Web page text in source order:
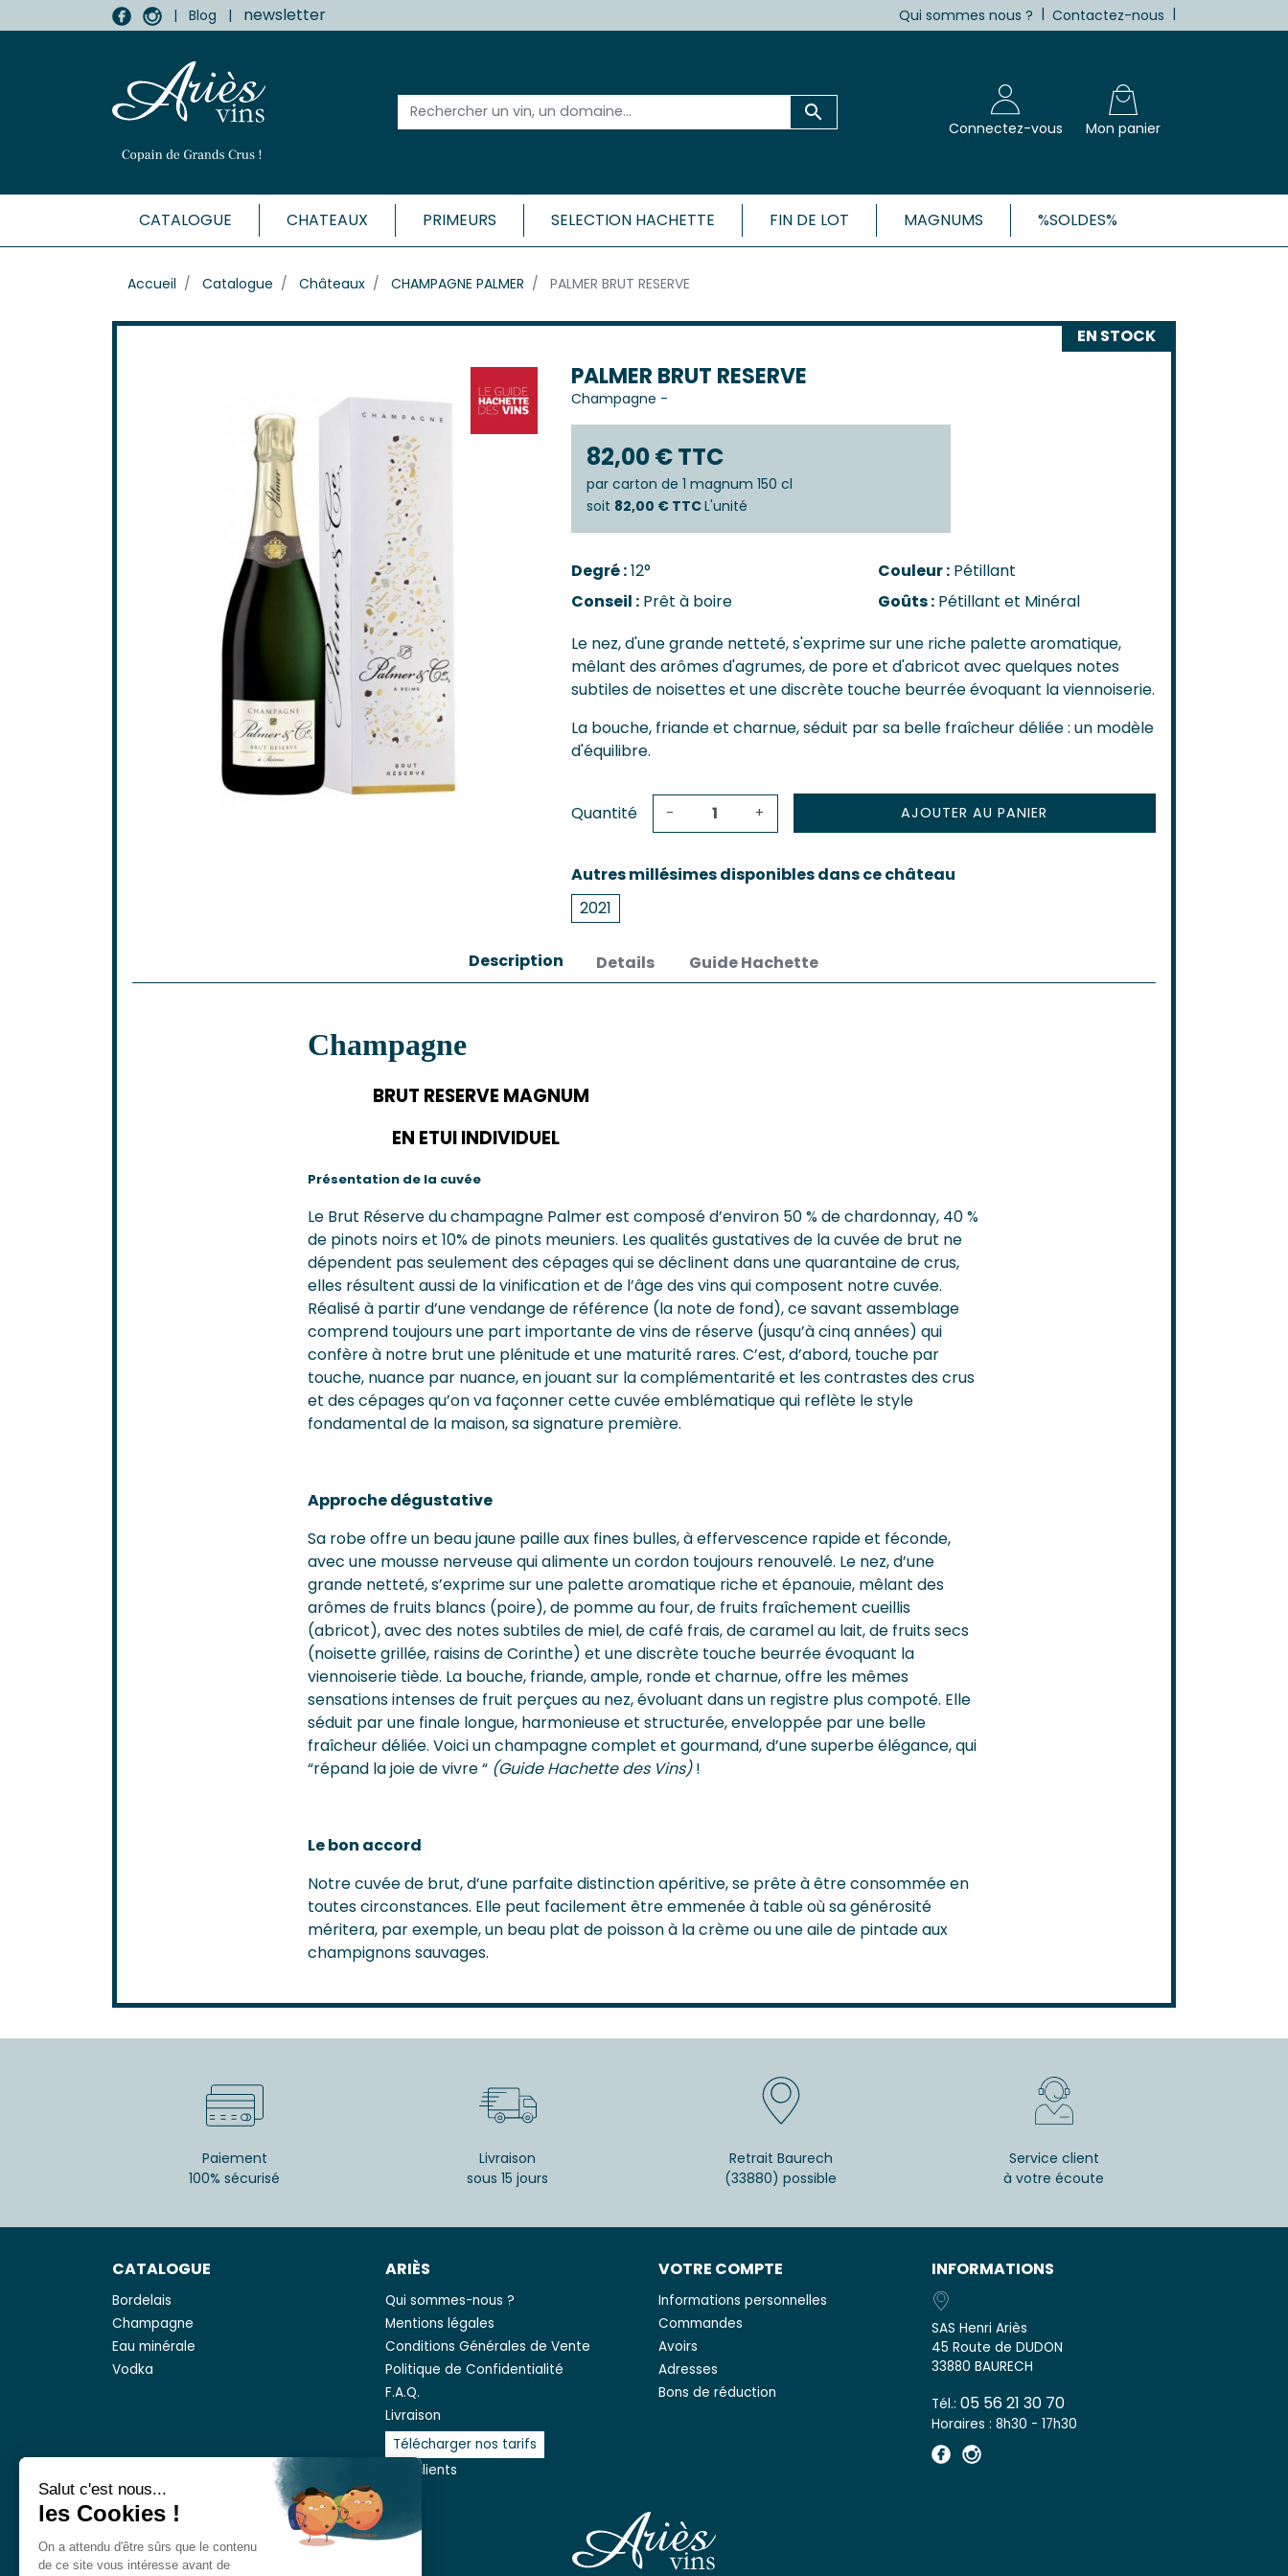
| Blog | newsletter |
Contactez-nous
|
Qui sommes nous ?

Connectez-vous Mon panier
CATALOGUE
MÉDOC ET SA RÉGION
Listrac-Médoc
Pauillac
Saint-Estèphe
Saint-Julien
GRAVES & PESSAC-LÉOGNAN
Graves
Pessac-Léognan
SAINT EMILION, POMEROL ET SATELLITES
Fronsac
Lalande-De-Pomerol
Pomerol
Saint-Emilion Grand Cru
Bordeaux Blanc
Bordeaux Rosé
Crémant de Bordeaux
Premières-Côtes-De-Bordeaux
SAUTERNAIS
Barsac
Sauternes
CHATEAUX PRIMEURS SELECTION HACHETTE FIN DE LOT MAGNUMS %SOLDES%
Accueil Catalogue Châteaux CHAMPAGNE PALMER PALMER BRUT RESERVE
EN STOCK
PALMER BRUT RESERVE
Champagne -
82,00 € TTC
par carton de 1 magnum 150 cl
soit 82,00 € TTCL'unité
Degré :12° Couleur : Pétillant
Conseil : Prêt à boire Goûts : Pétillant et Minéral
Le nez, d'une grande netteté, s'exprime sur une riche palette aromatique,
mêlant des arômes d'agrumes, de pore et d'abricot avec quelques notes
subtiles de noisettes et une discrète touche beurrée évoquant la viennoiserie.
La bouche, friande et charnue, séduit par sa belle fraîcheur déliée : un modèle
d'équilibre.
Quantité - + AJOUTER AU PANIER
Autres millésimes disponibles dans ce château
2021
Description Details Guide Hachette
Champagne
BRUT RESERVE MAGNUM
EN ETUI INDIVIDUEL
Présentation de la cuvée
Le Brut Réserve du champagne Palmer est composé d’environ 50 % de chardonnay, 40 %
de pinots noirs et 10% de pinots meuniers. Les qualités gustatives de la cuvée de brut ne
dépendent pas seulement des cépages qui se déclinent dans une quarantaine de crus,
elles résultent aussi de la vinification et de l’âge des vins qui composent notre cuvée.
Réalisé à partir d’une vendange de référence (la note de fond), ce savant assemblage
comprend toujours une part importante de vins de réserve (jusqu’à cinq années) qui
confère à notre brut une plénitude et une maturité rares. C’est, d’abord, touche par
touche, nuance par nuance, en jouant sur la complémentarité et les contrastes des crus
et des cépages qu’on va façonner cette cuvée emblématique qui reflète le style
fondamental de la maison, sa signature première.
Approche dégustative
Sa robe offre un beau jaune paille aux fines bulles, à effervescence rapide et féconde,
avec une mousse nerveuse qui alimente un cordon toujours renouvelé. Le nez, d’une
grande netteté, s’exprime sur une palette aromatique riche et épanouie, mêlant des
arômes de fruits blancs (poire), de pomme au four, de fruits fraîchement cueillis
(abricot), avec des notes subtiles de miel, de café frais, de caramel au lait, de fruits secs
(noisette grillée, raisins de Corinthe) et une discrète touche beurrée évoquant la
viennoiserie tiède. La bouche, friande, ample, ronde et charnue, offre les mêmes
sensations intenses de fruit perçues au nez, évoluant dans un registre plus compoté. Elle
séduit par une finale longue, harmonieuse et structurée, enveloppée par une belle
fraîcheur déliée. Voici un champagne complet et gourmand, d’une superbe élégance, qui
“répand la joie de vivre “ (Guide Hachette des Vins)!
Le bon accord
Notre cuvée de brut, d’une parfaite distinction apéritive, se prête à être consommée en
toutes circonstances. Elle peut facilement être emmenée à table où sa générosité
méritera, par exemple, un beau plat de poisson à la crème ou une aile de pintade aux
champignons sauvages.
Paiement
100% sécurisé
Livraison
sous 15 jours
Retrait Baurech
(33880) possible
Service client
à votre écoute
CATALOGUE
Bordelais
Champagne
Eau minérale
Vodka
ARIÈS
Qui sommes-nous ?
Mentions légales
Conditions Générales de Vente
Politique de Confidentialité
F.A.Q.
Livraison
Télécharger nos tarifs
Avis clients
VOTRE COMPTE
Informations personnelles
Commandes
Avoirs
Adresses
Bons de réduction
INFORMATIONS
SAS Henri Ariès
45 Route de DUDON
33880 BAURECH
Tél.: 05 56 21 30 70
Horaires : 8h30 - 17h30
Salut c'est nous...
les Cookies !
On a attendu d'être sûrs que le contenu
de ce site vous intéresse avant de